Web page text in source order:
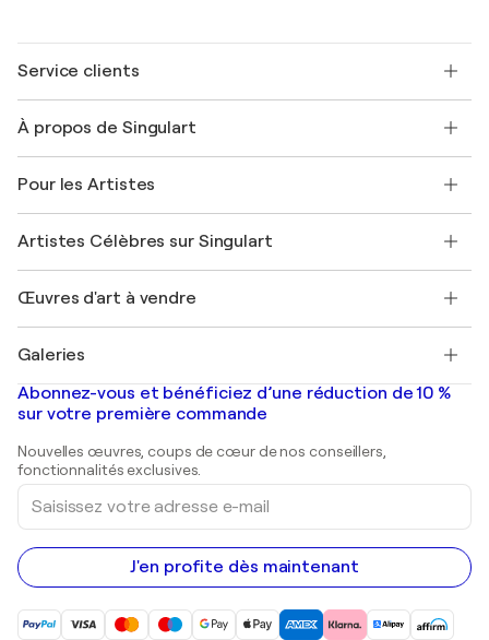
Service clients
Expédition
Offrir une carte cadeau
Rejoignez notre programme commercial
Mon compte
+33 1 76 44 06 42
À propos de Singulart
FAQ
Magazine Singulart
Emplois
Découvrez une sélection d'art original
Pour les Artistes
Se connecter en tant qu'Artiste
Artistes Célèbres sur Singulart
Marc Chagall
Banksy
Mr. Brainwash
Shepard Fairey
Œuvres d'art à vendre
Tableaux abstraits à vendre
Peintures de paysage
Estampes
Peintures acryliques
Galeries
Galeries d'art en France
Galeries d'art en Belgique
Abonnez-vous et bénéficiez d’une réduction de 10 %
sur votre première commande
Nouvelles œuvres, coups de cœur de nos conseillers,
fonctionnalités exclusives.
Saisissez
votre
adresse
e-
mail
J'en profite dès maintenant